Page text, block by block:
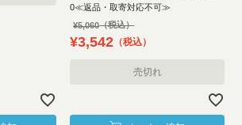
0≪返品・取寄対応不可≫
¥5,060
¥3,542 税込
売切れ